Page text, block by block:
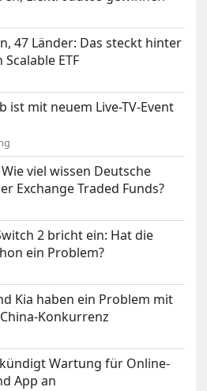
47 Länder: Das steckt hinter
ETF
ist mit neuem Live-TV-Event
Wie viel wissen Deutsche
Exchange Traded Funds?
2 bricht ein: Hat die
ein Problem?
Kia haben ein Problem mit
Konkurrenz
Wartung für Online-
App an